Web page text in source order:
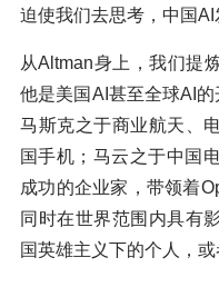
迫使我们去思考，中国
从Altman身上，我们提
他是美国AI甚至全球AI
马斯克之于商业航天、
国手机；马云之于中国
成功的企业家，带领着
同时在世界范围内具有
国英雄主义下的个人，